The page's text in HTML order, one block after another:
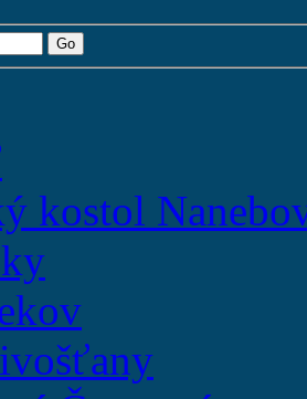
kostol